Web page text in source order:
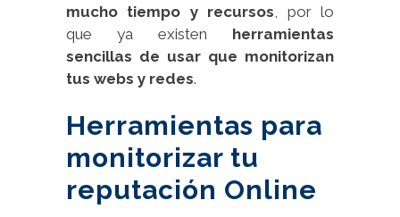
mucho tiempo y recursos , por lo
que ya existen herramientas
sencillas de usar que monitorizan
tus webs y redes.
Herramientas para
monitorizar tu
reputación Online